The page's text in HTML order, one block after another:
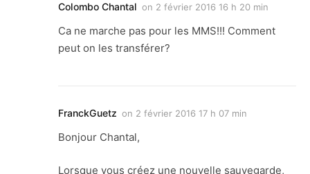
Colombo Chantal on 2 février 2016 16 h 20 min
Ca ne marche pas pour les MMS!!! Comment
peut on les transférer?
FranckGuetz on 2 février 2016 17 h 07 min
Bonjour Chantal,
Lorsque vous créez une nouvelle sauvegarde,